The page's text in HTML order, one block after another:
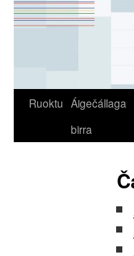
Ruoktu Áigečállaga
birra